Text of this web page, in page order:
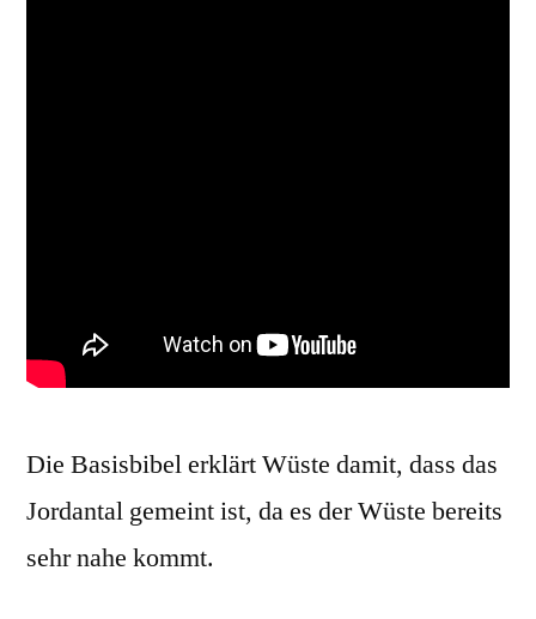
Die Basisbibel erklärt Wüste damit, dass das
Jordantal gemeint ist, da es der Wüste bereits
sehr nahe kommt.